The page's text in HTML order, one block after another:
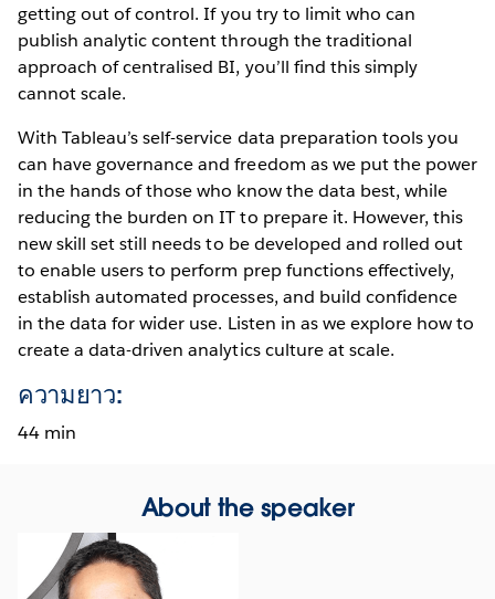
getting out of control. If you try to limit who can
publish analytic content through the traditional
approach of centralised BI, you’ll find this simply
cannot scale.
With Tableau’s self-service data preparation tools you
can have governance and freedom as we put the power
in the hands of those who know the data best, while
reducing the burden on IT to prepare it. However, this
new skill set still needs to be developed and rolled out
to enable users to perform prep functions effectively,
establish automated processes, and build confidence
in the data for wider use. Listen in as we explore how to
create a data-driven analytics culture at scale.
ความยาว:
44 min
About the speaker